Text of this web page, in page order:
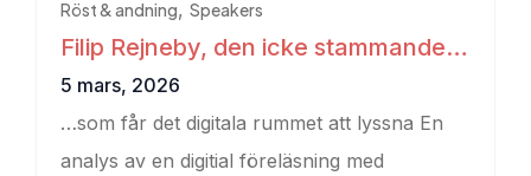
Röst & andning, Speakers
Filip Rejneby, den icke stammande
retorikern…
5 mars, 2026
…som får det digitala rummet att lyssna En
analys av en digitial föreläsning med